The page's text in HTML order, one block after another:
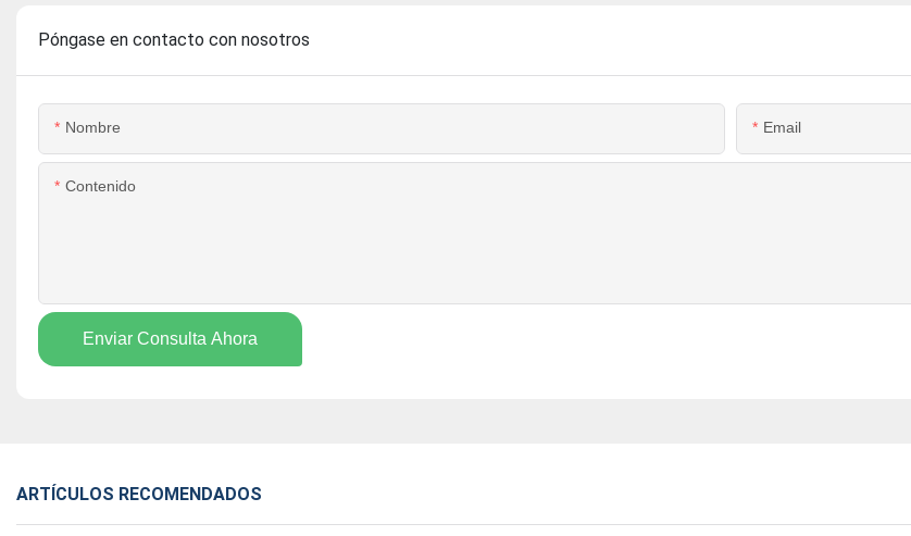
Póngase en contacto con nosotros
Nombre Email
Contenido
Enviar Consulta Ahora
ARTÍCULOS RECOMENDADOS